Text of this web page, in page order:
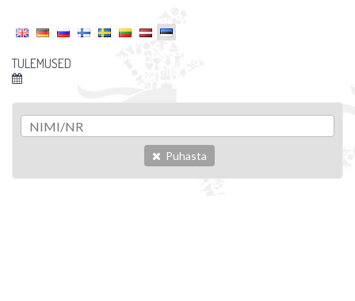
TULEMUSED
Puhasta